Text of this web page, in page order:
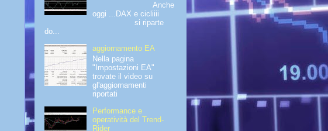
Anche
oggi ...DAX e cicliiii
si riparte
do...
aggiornamento EA
Nella pagina
"Impostazioni EA"
trovate il video su
gl'aggiornamenti
riportati
Performance e
operatività del Trend-
Rider